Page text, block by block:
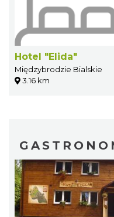
Hotel "Elida"
Międzybrodzie Bialskie
3.16 km